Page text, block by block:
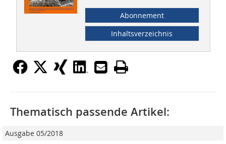
Abonnement
Inhaltsverzeichnis
Thematisch passende Artikel:
Ausgabe 05/2018